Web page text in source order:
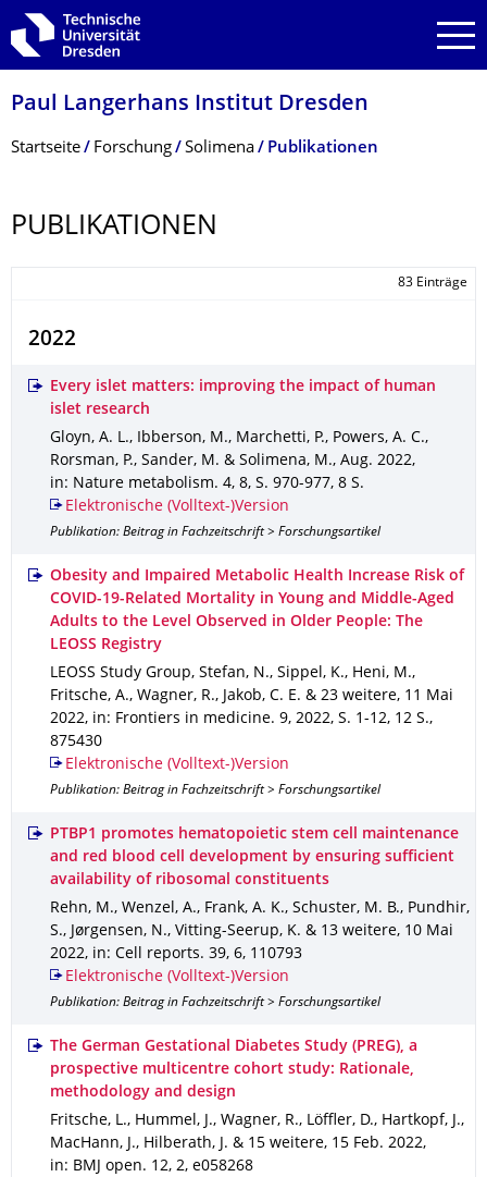
Zur Hauptnavigation springen
Zur Suche springen
Zum Inhalt springen
Paul Langerhans Institut Dresden
Breadcrumb-Menü
Startseite Forschung Solimena Publikationen
PUBLIKATIONEN
83 Einträge
2022
Every islet matters: improving the impact of human
islet research
Gloyn, A. L., Ibberson, M., Marchetti, P., Powers, A. C.,
Rorsman, P., Sander, M. & Solimena, M., Aug. 2022,
in: Nature metabolism. 4, 8, S. 970-977, 8 S.
Elektronische (Volltext-)Version
Publikation: Beitrag in Fachzeitschrift > Forschungsartikel
Obesity and Impaired Metabolic Health Increase Risk of
COVID-19-Related Mortality in Young and Middle-Aged
Adults to the Level Observed in Older People: The
LEOSS Registry
LEOSS Study Group, Stefan, N., Sippel, K., Heni, M.,
Fritsche, A., Wagner, R., Jakob, C. E. & 23 weitere, 11 Mai
2022, in: Frontiers in medicine. 9, 2022, S. 1-12, 12 S.,
875430
Elektronische (Volltext-)Version
Publikation: Beitrag in Fachzeitschrift > Forschungsartikel
PTBP1 promotes hematopoietic stem cell maintenance
and red blood cell development by ensuring sufficient
availability of ribosomal constituents
Rehn, M., Wenzel, A., Frank, A. K., Schuster, M. B., Pundhir,
S., Jørgensen, N., Vitting-Seerup, K. & 13 weitere, 10 Mai
2022, in: Cell reports. 39, 6, 110793
Elektronische (Volltext-)Version
Publikation: Beitrag in Fachzeitschrift > Forschungsartikel
The German Gestational Diabetes Study (PREG), a
prospective multicentre cohort study: Rationale,
methodology and design
Fritsche, L., Hummel, J., Wagner, R., Löffler, D., Hartkopf, J.,
MacHann, J., Hilberath, J. & 15 weitere, 15 Feb. 2022,
in: BMJ open. 12, 2, e058268